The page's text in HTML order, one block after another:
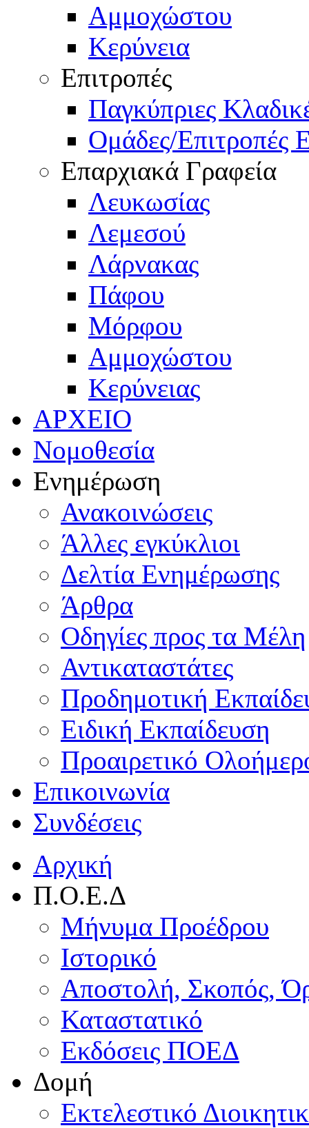
Αμμοχώστου
Κερύνεια
Επιτροπές
Παγκύπριες
Ομάδες/Επιτροπές
Επαρχιακά Γραφεία
Λευκωσίας
Λεμεσού
Λάρνακας
Πάφου
Μόρφου
Αμμοχώστου
Κερύνειας
ΑΡΧΕΙΟ
Νομοθεσία
Ενημέρωση
Ανακοινώσεις
Άλλες εγκύκλιοι
Δελτία Ενημέρωσης
Άρθρα
Οδηγίες προς τα Μέλη
Αντικαταστάτες
Προδημοτική
Ειδική Εκπαίδευση
Προαιρετικό
Επικοινωνία
Συνδέσεις
Αρχική
Π.Ο.Ε.Δ
Μήνυμα Προέδρου
Ιστορικό
Αποστολή, Σκοπός,
Καταστατικό
Εκδόσεις ΠΟΕΔ
Δομή
Εκτελεστικό